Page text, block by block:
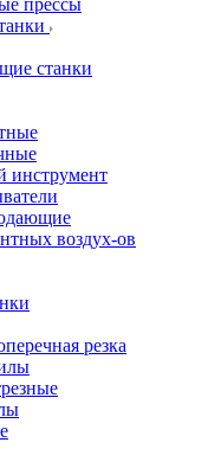
прессы
станки
инструмент
воздух-ов
резка